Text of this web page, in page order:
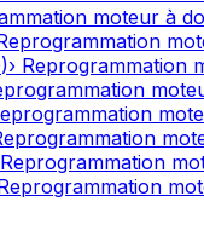
moteur à
)› Reprogrammation
Reprogrammation